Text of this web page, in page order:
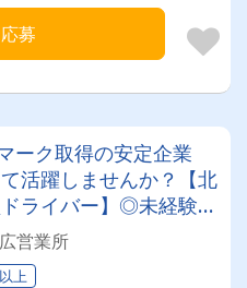
募
ーク取得の安定企業
活躍しませんか？【北
ライバー】◎未経験歓
与年3回（昨年度実
台車メイン
営業所
上